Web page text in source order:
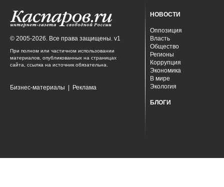
© 2005-2026. Все права защищены. v1
При полном или частичном использовании
материалов, опубликованных на страницах
сайта, ссылка на источник обязательна.
Бизнес-материалы Реклама
НОВОСТИ
Оппозиция
Власть
Общество
Регионы
Коррупция
Экономика
В мире
Экология
БЛОГИ